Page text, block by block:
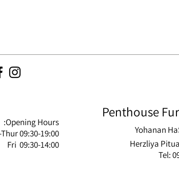
Opening Hours:
09:30-19:00
Fri 09:30-14:00
Penthouse
Yohanan
Herzliya
Tel: